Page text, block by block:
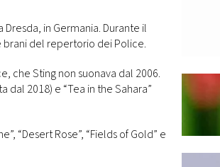
in Germania. Durante il
brani del repertorio dei Police.
che Sting non suonava dal 2006.
dal 2018) e “Tea in the Sahara”
“Desert Rose”, “Fields of Gold” e